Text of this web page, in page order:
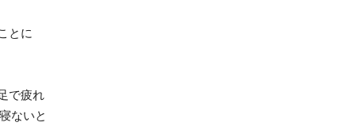
とに
で疲れ
ないと